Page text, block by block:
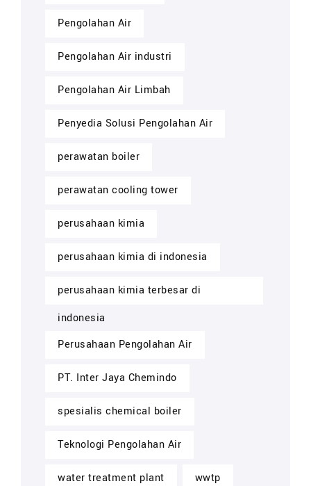
Pengolahan Air
Pengolahan Air industri
Pengolahan Air Limbah
Penyedia Solusi Pengolahan Air
perawatan boiler
perawatan cooling tower
perusahaan kimia
perusahaan kimia di indonesia
perusahaan kimia terbesar di
indonesia
Perusahaan Pengolahan Air
PT. Inter Jaya Chemindo
spesialis chemical boiler
Teknologi Pengolahan Air
water treatment plant wwtp